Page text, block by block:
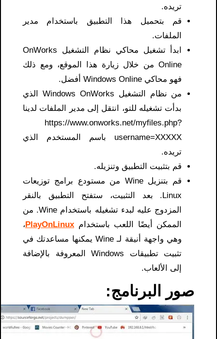
تريده.
قم بتحميل هذا التطبيق باستخدام مدير
الملفات.
ابدأ تشغيل محاكي نظام التشغيل OnWorks
Online من خلال زيارة هذا الموقع، ومع ذلك
فهو محاكي Windows Online أفضل.
من نظام التشغيل Windows OnWorks الذي
بدأت تشغيله للتو، انتقل إلى مدير الملفات لدينا
https://www.onworks.net/myfiles.php?
username=XXXXX باسم المستخدم الذي
تريده.
قم بتثبيت التطبيق وتنزيله.
قم بتنزيل Wine من مستودع برامج توزيعات
Linux. بعد التثبيت، ستفتح التطبيق بالنقر
المزدوج عليه لبدء تشغيله باستخدام Wine. من
الممكن أيضًا اللعب باستخدام PlayOnLinux،
وهي واجهة أنيقة لـ Wine يمكنها مساعدتك في
تثبيت تطبيقات Windows المعروفة بالإضافة
إلى الألعاب.
صور البرنامج: